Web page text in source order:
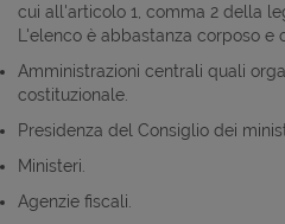
cui all'articolo 1, comma 2 della
L'elenco è abbastanza corposo e
Amministrazioni centrali quali
costituzionale.
Presidenza del Consiglio dei
Ministeri.
Agenzie fiscali.